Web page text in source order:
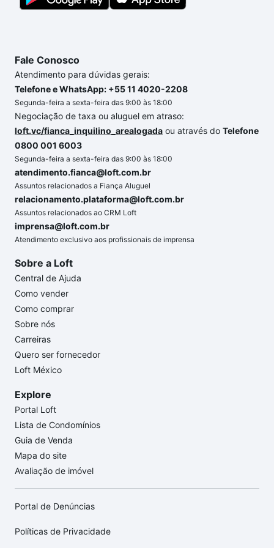
Fale Conosco
Atendimento para dúvidas gerais:
Telefone e WhatsApp: +55 11 4020-2208
Segunda-feira a sexta-feira das 9:00 às 18:00
Negociação de taxa ou aluguel em atraso:
loft.vc/fianca_inquilino_arealogada ou através do Telefone
0800 001 6003
Segunda-feira a sexta-feira das 9:00 às 18:00
atendimento.fianca@loft.com.br
Assuntos relacionados a Fiança Aluguel
relacionamento.plataforma@loft.com.br
Assuntos relacionados ao CRM Loft
imprensa@loft.com.br
Atendimento exclusivo aos profissionais de imprensa
Sobre a Loft
Central de Ajuda
Como vender
Como comprar
Sobre nós
Carreiras
Quero ser fornecedor
Loft México
Explore
Portal Loft
Lista de Condomínios
Guia de Venda
Mapa do site
Avaliação de imóvel
Portal de Denúncias
Políticas de Privacidade